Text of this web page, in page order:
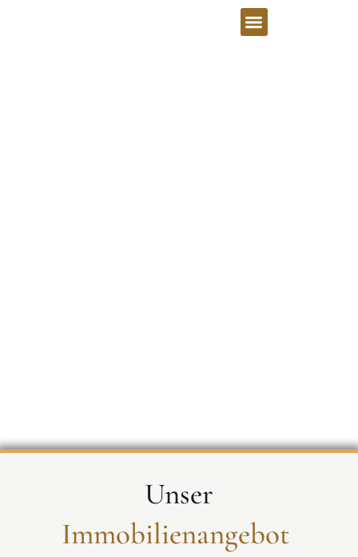
Unser
Immobilienangebot